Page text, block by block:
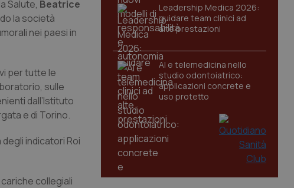
Salute, Beatrice
la società
nei paesi in
per tutte le
sulle
dall’Istituto
e di Torino.
indicatori Roi
collegiali
Leadership Medica 2026:
guidare team clinici ad
alte prestazioni
AI e telemedicina nello
studio odontoiatrico:
applicazioni concrete e
uso protetto